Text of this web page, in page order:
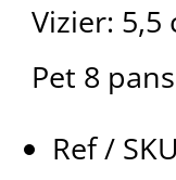
Vizier: 5,5
Pet 8 pans
Ref / SKU